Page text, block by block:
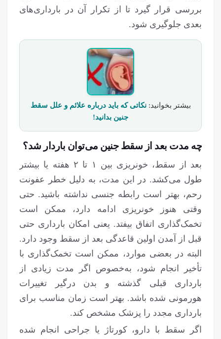
بررسی قرار گیرد تا از تکرار آن در بارداری‌های
بعدی جلوگیری شود.
بیشتر بخوانید:نکاتی که باید درباره علائم و علل سقط
جنین بدانید!
چه مدت بعد از سقط جنین می‌توان باردار شد؟
بعد از سقط، خونریزی بین ۱ تا ۲ هفته یا بیشتر
طول می‌کشد. در این مدت، به دلیل خطر عفونت
رحم، بهتر است رابطه جنسی نداشته باشید. حتی
وقتی هنوز خونریزی ادامه دارد، ممکن است
تخمک‌گذاری اتفاق بیفتد. یعنی امکان بارداری حتی
قبل از آمدن اولین قاعدگی بعد از سقط وجود دارد.
البته در بعضی موارد، ممکن است تخمک‌گذاری با
تأخیر انجام شود، به‌خصوص اگر مدت زیادی از
بارداری قبلی گذشته و بدن درگیر تغییرات
هورمونی شده باشد. بهتر است زمان مناسب برای
بارداری مجدد را پزشک مشخص کند.
اگر سقط با دارو، کورتاژ یا جراحی انجام شده